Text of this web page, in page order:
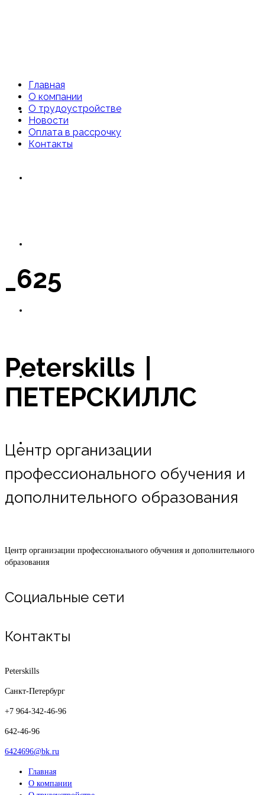
Главная
Оплата в рассрочку
Главная
О компании
О трудоустройстве
Новости
Оплата в рассрочку
Контакты
_625
Peterskills |
ПЕТЕРСКИЛЛС
Центр организации
профессионального обучения и
дополнительного образования
Центр организации профессионального обучения и дополнительного
образования
Социальные сети
Контакты
Peterskills
Санкт-Петербург
+7 964-342-46-96
642-46-96
6424696@bk.ru
Главная
О компании